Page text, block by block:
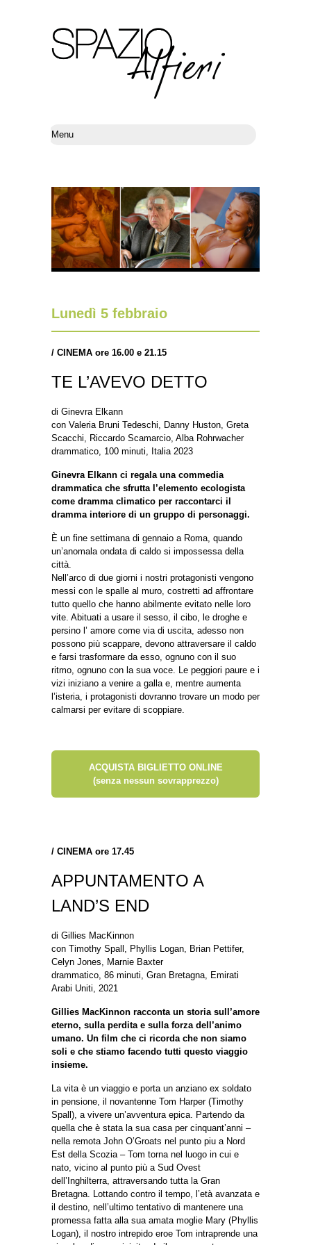
Lunedì 5 febbraio
/ CINEMA ore 16.00 e 21.15
TE L’AVEVO DETTO
di Ginevra Elkann
con Valeria Bruni Tedeschi, Danny Huston, Greta
Scacchi, Riccardo Scamarcio, Alba Rohrwacher
drammatico, 100 minuti, Italia 2023
Ginevra Elkann ci regala una commedia
drammatica che sfrutta l’elemento ecologista
come dramma climatico per raccontarci il
dramma interiore di un gruppo di personaggi.
È un fine settimana di gennaio a Roma, quando
un’anomala ondata di caldo si impossessa della
città.
Nell’arco di due giorni i nostri protagonisti vengono
messi con le spalle al muro, costretti ad affrontare
tutto quello che hanno abilmente evitato nelle loro
vite. Abituati a usare il sesso, il cibo, le droghe e
persino l’ amore come via di uscita, adesso non
possono più scappare, devono attraversare il caldo
e farsi trasformare da esso, ognuno con il suo
ritmo, ognuno con la sua voce. Le peggiori paure e i
vizi iniziano a venire a galla e, mentre aumenta
l’isteria, i protagonisti dovranno trovare un modo per
calmarsi per evitare di scoppiare.
ACQUISTA BIGLIETTO ONLINE
(senza nessun sovrapprezzo)
/ CINEMA ore 17.45
APPUNTAMENTO A
LAND’S END
di Gillies MacKinnon
con Timothy Spall, Phyllis Logan, Brian Pettifer,
Celyn Jones, Marnie Baxter
drammatico, 86 minuti, Gran Bretagna, Emirati
Arabi Uniti, 2021
Gillies MacKinnon racconta un storia sull’amore
eterno, sulla perdita e sulla forza dell’animo
umano. Un film che ci ricorda che non siamo
soli e che stiamo facendo tutti questo viaggio
insieme.
La vita è un viaggio e porta un anziano ex soldato
in pensione, il novantenne Tom Harper (Timothy
Spall), a vivere un’avventura epica. Partendo da
quella che è stata la sua casa per cinquant’anni –
nella remota John O’Groats nel punto piu a Nord
Est della Scozia – Tom torna nel luogo in cui e
nato, vicino al punto più a Sud Ovest
dell’Inghilterra, attraversando tutta la Gran
Bretagna. Lottando contro il tempo, l’età avanzata e
il destino, nell’ultimo tentativo di mantenere una
promessa fatta alla sua amata moglie Mary (Phyllis
Logan), il nostro intrepido eroe Tom intraprende una